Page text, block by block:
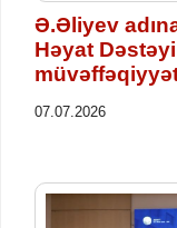
Ə.Əliyev
Həyat
07.07.2026